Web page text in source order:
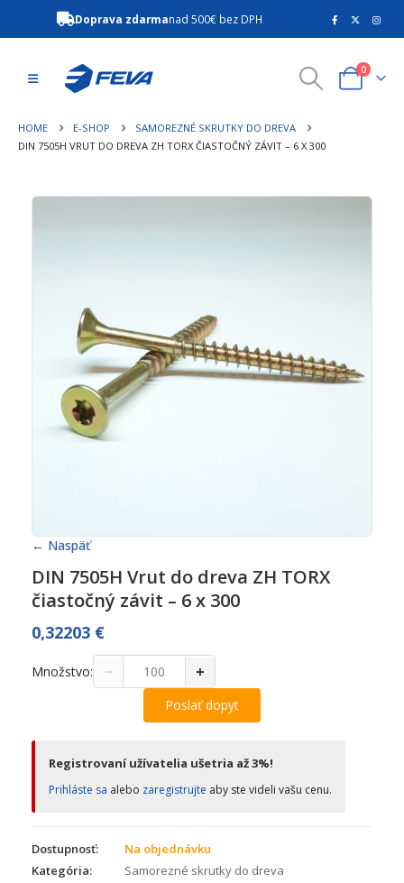
Doprava zdarmanad 500€ bez DPH
0
HOME E-SHOP
SAMOREZNÉ SKRUTKY DO DREVA
DIN 7505H VRUT DO DREVA ZH TORX ČIASTOČNÝ ZÁVIT – 6 X 300
← Naspäť
DIN 7505H Vrut do dreva ZH TORX
čiastočný závit – 6 x 300
0,32203 €
Množstvo: − +
Poslať dopyt
Registrovaní užívatelia ušetria až 3%!
Prihláste sa alebo zaregistrujte aby ste videli vašu cenu.
Dostupnosť:
Na objednávku
Kategória:
Samorezné skrutky do dreva